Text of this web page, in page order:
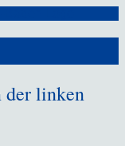
der linken